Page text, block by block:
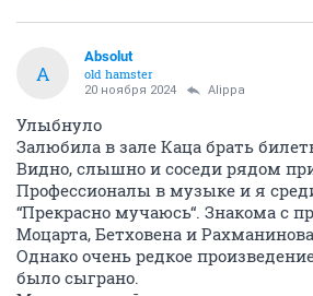
A
Absolut
old hamster
20 ноября 2024 Alippa
Улыбнуло
Залюбила в зале Каца брать
Видно, слышно и соседи рядом
Профессионалы в музыке и я
“Прекрасно мучаюсь“. Знакома с
Моцарта, Бетховена и
Однако очень редкое
было сыграно.